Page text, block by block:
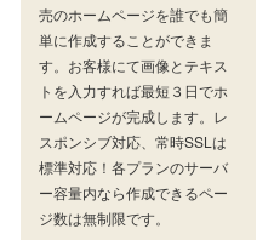
売のホームページを誰でも簡
単に作成することができま
す。お客様にて画像とテキス
トを入力すれば最短３日でホ
ームページが完成します。レ
スポンシブ対応、常時SSLは
標準対応！各プランのサーバ
ー容量内なら作成できるペー
ジ数は無制限です。